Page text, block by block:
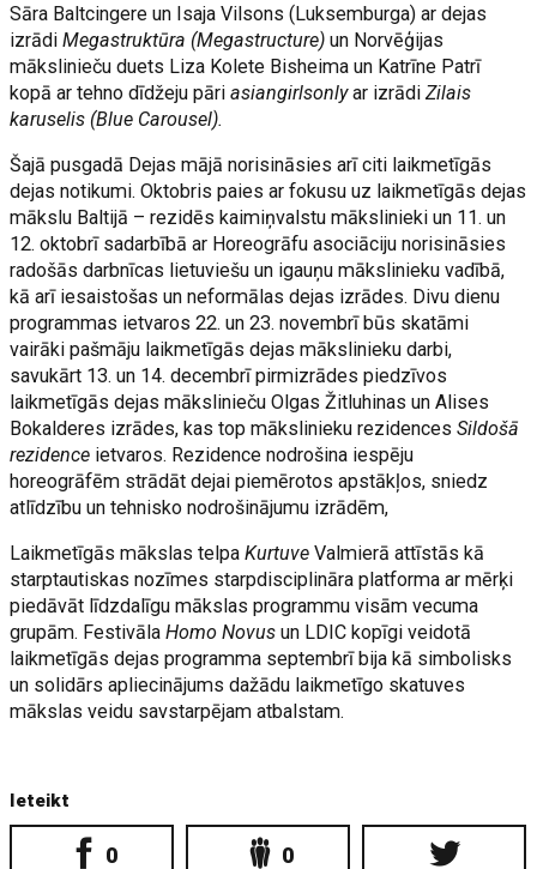
Sāra Baltcingere un Isaja Vilsons (Luksemburga) ar dejas
izrādiMegastruktūra (Megastructure) un Norvēģijas
mākslinieču duets Liza Kolete Bisheima un Katrīne Patrī
kopā ar tehno dīdžeju pāriasiangirlsonlyar izrādiZilais
karuselis (Blue Carousel).
Šajā pusgadā Dejas mājā norisināsies arī citi laikmetīgās
dejas notikumi. Oktobris paies ar fokusu uz laikmetīgās dejas
mākslu Baltijā – rezidēs kaimiņvalstu mākslinieki un 11. un
12. oktobrī sadarbībā ar Horeogrāfu asociāciju norisināsies
radošās darbnīcas lietuviešu un igauņu mākslinieku vadībā,
kā arī iesaistošas un neformālas dejas izrādes. Divu dienu
programmas ietvaros 22. un 23. novembrī būs skatāmi
vairāki pašmāju laikmetīgās dejas mākslinieku darbi,
savukārt 13. un 14. decembrī pirmizrādes piedzīvos
laikmetīgās dejas mākslinieču Olgas Žitluhinas un Alises
Bokalderes izrādes, kas top mākslinieku rezidencesSildošā
rezidence ietvaros. Rezidence nodrošina iespēju
horeogrāfēm strādāt dejai piemērotos apstākļos, sniedz
atlīdzību un tehnisko nodrošinājumu izrādēm,
Laikmetīgās mākslas telpaKurtuve Valmierā attīstās kā
starptautiskas nozīmes starpdisciplināra platforma ar mērķi
piedāvāt līdzdalīgu mākslas programmu visām vecuma
grupām. FestivālaHomo Novusun LDIC kopīgi veidotā
laikmetīgās dejas programma septembrī bija kā simbolisks
un solidārs apliecinājums dažādu laikmetīgo skatuves
mākslas veidu savstarpējam atbalstam.
Ieteikt
0 0